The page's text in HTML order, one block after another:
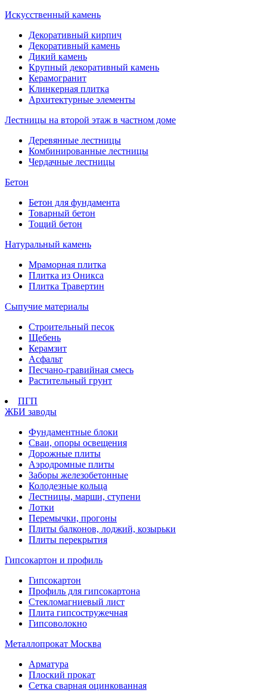
Искусственный камень
Декоративный кирпич
Декоративный камень
Дикий камень
Крупный декоративный камень
Керамогранит
Клинкерная плитка
Архитектурные элементы
Лестницы на второй этаж в частном доме
Деревянные лестницы
Комбинированные лестницы
Чердачные лестницы
Бетон
Бетон для фундамента
Товарный бетон
Тощий бетон
Натуральный камень
Мраморная плитка
Плитка из Оникса
Плитка Травертин
Сыпучие материалы
Строительный песок
Щебень
Керамзит
Асфальт
Песчано-гравийная смесь
Растительный грунт
ПГП
ЖБИ заводы
Фундаментные блоки
Сваи, опоры освещения
Дорожные плиты
Аэродромные плиты
Заборы железобетонные
Колодезные кольца
Лестницы, марши, ступени
Лотки
Перемычки, прогоны
Плиты балконов, лоджий, козырьки
Плиты перекрытия
Гипсокартон и профиль
Гипсокартон
Профиль для гипсокартона
Стекломагниевый лист
Плита гипсостружечная
Гипсоволокно
Металлопрокат Москва
Арматура
Плоский прокат
Сетка сварная оцинкованная